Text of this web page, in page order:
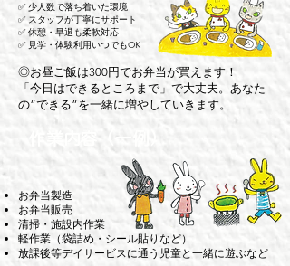
✅ 少人数で落ち着いた環境
✅ スタッフが丁寧にサポート
✅ 休憩・早退も柔軟対応
✅ 見学・体験利用いつでもOK
◎お昼ご飯は300円でお弁当が買えます！
「今日はできるところまで」で大丈夫。あなた
の“できる”を一緒に増やしていきます。
作業内容（一例）
お弁当製造
お弁当販売
清掃・施設内作業
軽作業（袋詰め・シール貼りなど）
放課後等デイサービスに通う児童と一緒に遊ぶなど